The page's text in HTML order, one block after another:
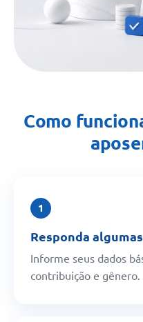
Como
1
Responda
Informe seus dados
contribuição e gênero.